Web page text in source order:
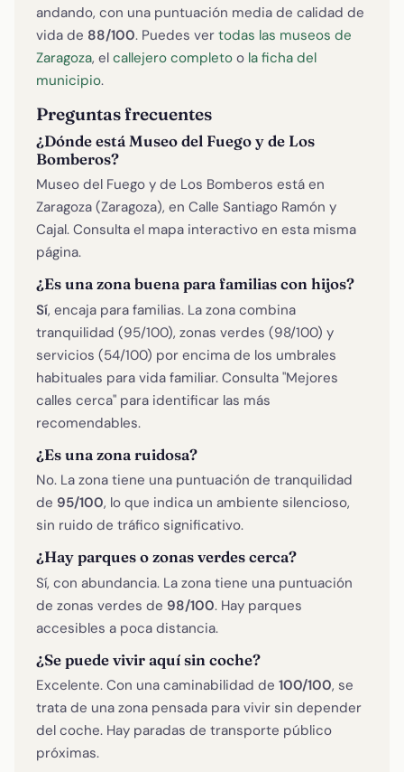
andando, con una puntuación media de calidad de
vida de 88/100. Puedes ver todas las museos de
Zaragoza, el callejero completo o la ficha del
municipio.
Preguntas frecuentes
¿Dónde está Museo del Fuego y de Los
Bomberos?
Museo del Fuego y de Los Bomberos está en
Zaragoza (Zaragoza), en Calle Santiago Ramón y
Cajal. Consulta el mapa interactivo en esta misma
página.
¿Es una zona buena para familias con hijos?
Sí, encaja para familias. La zona combina
tranquilidad (95/100), zonas verdes (98/100) y
servicios (54/100) por encima de los umbrales
habituales para vida familiar. Consulta "Mejores
calles cerca" para identificar las más
recomendables.
¿Es una zona ruidosa?
No. La zona tiene una puntuación de tranquilidad
de 95/100, lo que indica un ambiente silencioso,
sin ruido de tráfico significativo.
¿Hay parques o zonas verdes cerca?
Sí, con abundancia. La zona tiene una puntuación
de zonas verdes de 98/100. Hay parques
accesibles a poca distancia.
¿Se puede vivir aquí sin coche?
Excelente. Con una caminabilidad de 100/100, se
trata de una zona pensada para vivir sin depender
del coche. Hay paradas de transporte público
próximas.